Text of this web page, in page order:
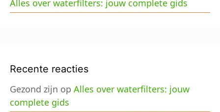
Alles over waterfilters: jouw complete gids
Recente reacties
Gezond zijn op Alles over waterfilters: jouw
complete gids